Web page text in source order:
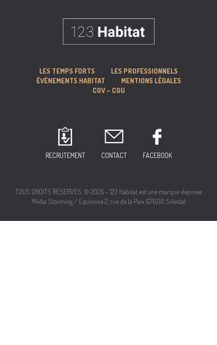
LES TEMPS FORTS
LES PROFESSIONNELS
ÉVÈNEMENTS HABITAT
MENTIONS LÉGALES
CGV – CGU
RECRUTEMENT CONTACT FACEBOOK
TOUS DROITS RÉSERVÉS. © 2026 - 123 Habitat est une marque déposée
Média Storming / Equinoxe 2, rue de la Paix 67600 Sélestat